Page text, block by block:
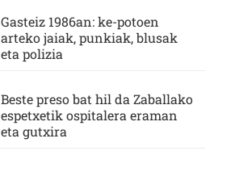
Gasteiz 1986an: ke-potoen
arteko jaiak, punkiak, blusak
eta polizia
Beste preso bat hil da Zaballako
espetxetik ospitalera eraman
eta gutxira